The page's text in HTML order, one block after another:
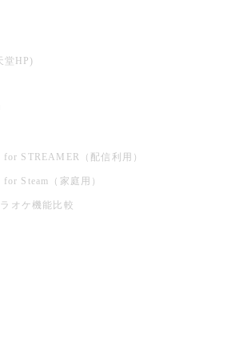
堂HP)
STREAMER（配信利用）
Steam（家庭用）
オケ機能比較